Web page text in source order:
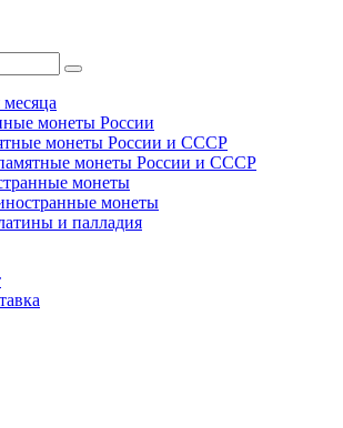
монеты России
монеты России и СССР
монеты России и СССР
монеты
монеты
и палладия